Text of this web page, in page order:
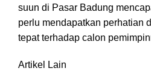
suun di Pasar Badung
perlu mendapatkan perhatian
tepat terhadap calon
Artikel Lain